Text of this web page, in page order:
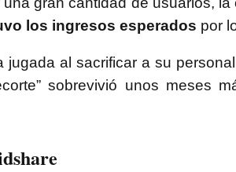
los ingresos esperados por
jugada al sacrificar a su
sobrevivió unos meses